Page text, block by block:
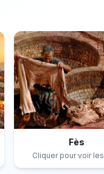
Fès
Cliquer pour voir